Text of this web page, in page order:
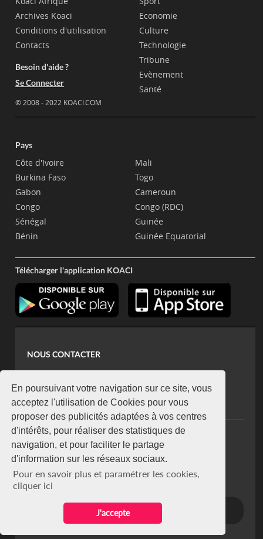
En poursuivant votre navigation sur ce site, vous
acceptez l'utilisation de Cookies pour vous
proposer des publicités adaptées à vos centres
d'intérêts, pour réaliser des statistiques de
navigation, et pour faciliter le partage
d'information sur les réseaux sociaux.
Pour en savoir plus et paramétrer les cookies,
cliquer ici
J'accepte
Archives Koaci
Conditions d'utilisation
Contacts
Besoin d'aide ?
Se Connecter
© 2008 - 2022 KOACI.COM
Economie
Culture
Technologie
Tribune
Evènement
Santé
Pays
Côte d'Ivoire
Burkina Faso
Gabon
Congo
Sénégal
Bénin
Mali
Togo
Cameroun
Congo (RDC)
Guinée
Guinée Equatorial
Télécharger l'application KOACI
NOUS CONTACTER
koaci@yahoo.fr
+225 07 08 85 52 93
NEWSLETTER
Restez connecté via notre newsletter
S'abonner
Se désabonner